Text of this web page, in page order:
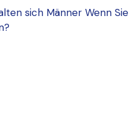
sich Männer Wenn Sie